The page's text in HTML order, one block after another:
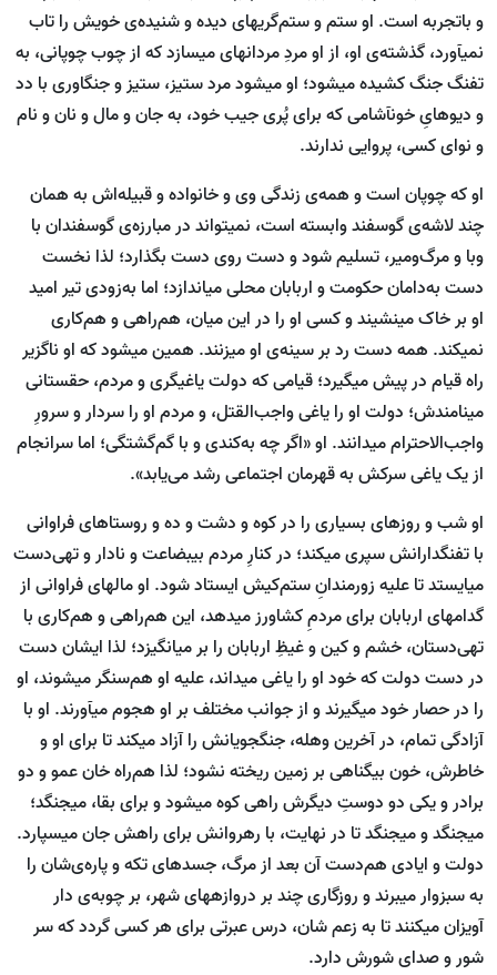
و باتجربه است. او ستم و ستم‌گری‏‏های دیده و شنیده‌ی خویش را تاب
نمی‏آورد، گذشته‌ی او، از او مردِ مردانه‏ای می‏سازد که از چوب چوپانی، به
تفنگ جنگ کشیده می‏شود؛ او می‏شود مرد ستیز، ستیز و جنگاوری با دد
و دیوهایِ خون‏آشامی که برای پُری جیب خود، به جان و مال و نان و نام
و نوای کسی، پروایی ندارند.
او که چوپان است و همه‌ی زندگی وی و خانواده و قبیله‌اش به همان
چند لاشه‌ی گوسفند وابسته است، نمی‏تواند در مبارزه‌ی گوسفندان با
وبا و مرگ‌ومیر، تسلیم شود و دست روی دست بگذارد؛ لذا نخست
دست به‌دامان حکومت و اربابان محلی می‏اندازد؛ اما به‌زودی تیر امید
او بر خاک می‏نشیند و کسی او را در این میان، هم‌راهی و هم‌کاری
نمی‏کند. همه دست رد بر سینه‌ی او می‏زنند. همین می‏شود که او ناگزیر
راه قیام در پیش می‏گیرد؛ قیامی که دولت یاغی‏گری و مردم، حق‏ستانی
می‏نامندش؛ دولت او را یاغی واجب‌القتل، و مردم او را سردار و سرورِ
واجب‌الاحترام می‏دانند. او «اگر چه به‌کندی و با گم‌گشتگی؛ اما سرانجام
از یک یاغی سرکش به قهرمان اجتماعی رشد می‌یابد».
او شب و روزهای بسیاری را در کوه و دشت و ده و روستاهای فراوانی
با تفنگ‏دارانش سپری می‏کند؛ در کنارِ مردم بی‏بضاعت و نادار و تهی‌دست
می‏ایستد تا علیه زورمندانِ ستم‌کیش ایستاد شود. او مال‏های فراوانی از
گدام‏های اربابان برای مردمِ کشاورز می‏دهد، این هم‌راهی و هم‌کاری با
تهی‌دستان، خشم‌ و کین و غیظِ اربابان را بر می‏انگیزد؛ لذا ایشان دست
در دست دولت که خود او را یاغی می‏داند، علیه او هم‌سنگر می‏شوند، او
را در حصار خود می‏گیرند و از جوانب مختلف بر او هجوم می‏آورند. او با
آزادگی تمام، در آخرین وهله، جنگجویانش را آزاد می‏کند تا برای او و
خاطرش، خون بی‏گناهی بر زمین ریخته نشود؛ لذا هم‌راه خان عمو و دو
برادر و یکی دو دوستِ دیگرش راهی کوه می‏شود و برای بقا، می‏جنگد؛
می‏جنگد و می‏جنگد تا در نهایت، با رهروانش برای راهش جان می‏سپارد.
دولت و ایادی هم‌دست آن بعد از مرگ، جسدهای تکه و پاره‌ی‌شان را
به سبزوار می‏برند و روزگاری چند بر دروازه‏های شهر، بر چوبه‌ی دار
آویزان می‏کنند تا به زعم شان، درس عبرتی برای هر کسی گردد که سر
شور و صدای شورش دارد.